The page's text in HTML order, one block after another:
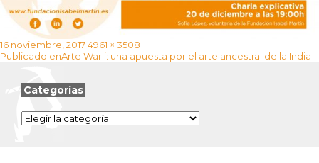
Publicado
el
16 noviembre, 2017Tamaño
completo
4961 × 3508
Navegación
Publicado enArte Warli: una apuesta por el arte ancestral de la India
Categorías
Categorías